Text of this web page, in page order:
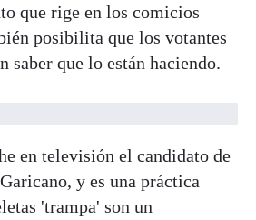
que rige en los comicios
posibilita que los votantes
saber que lo están haciendo.
en televisión el candidato de
y es una práctica
'trampa' son un